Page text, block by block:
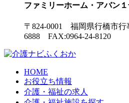
ファミリーホーム・アバン
〒824-0001 福岡県行橋市
6888 FAX:0964-24-8120
HOME
お役立ち情報
介護・福祉の求人